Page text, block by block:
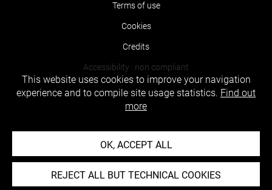
Terms of use
Cookies
Credits
Accessibility : non compliant
This website uses cookies to improve your navigation
experience and to compile site usage statistics. Find out
more
OK, ACCEPT ALL
REJECT ALL BUT TECHNICAL COOKIES